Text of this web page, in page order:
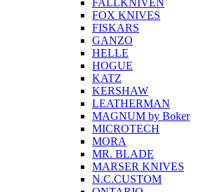
FALLKNIVEN
FOX KNIVES
FISKARS
GANZO
HELLE
HOGUE
KATZ
KERSHAW
LEATHERMAN
MAGNUM by Boker
MICROTECH
MORA
MR. BLADE
MARSER KNIVES
N.C.CUSTOM